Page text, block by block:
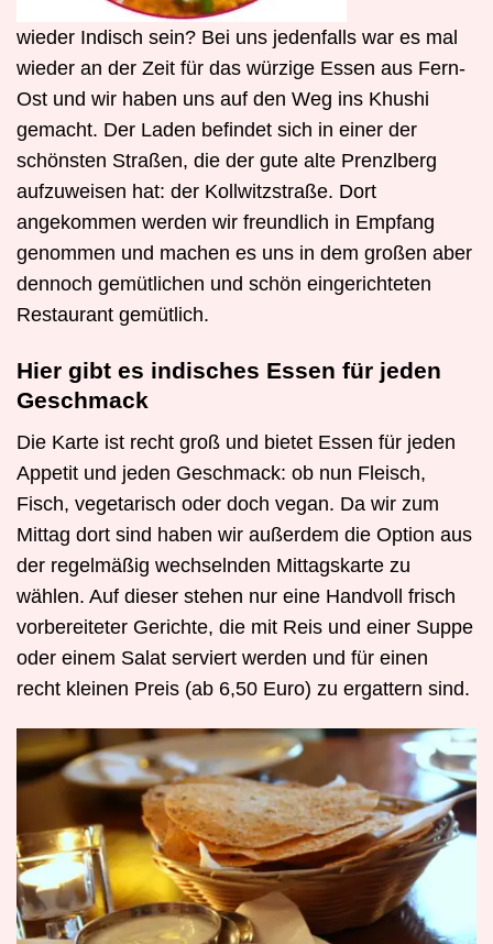
wieder Indisch sein? Bei uns jedenfalls war es mal
wieder an der Zeit für das würzige Essen aus Fern-
Ost und wir haben uns auf den Weg ins Khushi
gemacht. Der Laden befindet sich in einer der
schönsten Straßen, die der gute alte Prenzlberg
aufzuweisen hat: der Kollwitzstraße. Dort
angekommen werden wir freundlich in Empfang
genommen und machen es uns in dem großen aber
dennoch gemütlichen und schön eingerichteten
Restaurant gemütlich.
Hier gibt es indisches Essen für jeden
Geschmack
Die Karte ist recht groß und bietet Essen für jeden
Appetit und jeden Geschmack: ob nun Fleisch,
Fisch, vegetarisch oder doch vegan. Da wir zum
Mittag dort sind haben wir außerdem die Option aus
der regelmäßig wechselnden Mittagskarte zu
wählen. Auf dieser stehen nur eine Handvoll frisch
vorbereiteter Gerichte, die mit Reis und einer Suppe
oder einem Salat serviert werden und für einen
recht kleinen Preis (ab 6,50 Euro) zu ergattern sind.